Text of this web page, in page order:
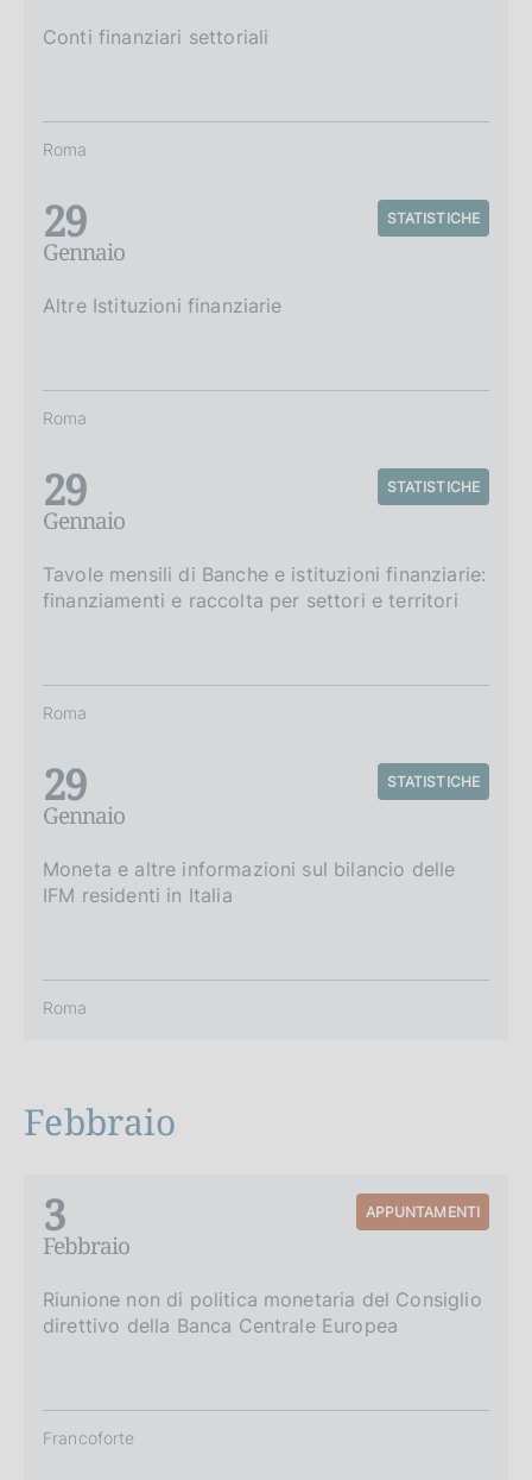
Conti finanziari settoriali
Roma
29
Gennaio
STATISTICHE
Altre Istituzioni finanziarie
Roma
29
Gennaio
STATISTICHE
Tavole mensili di Banche e istituzioni finanziarie:
finanziamenti e raccolta per settori e territori
Roma
29
Gennaio
STATISTICHE
Moneta e altre informazioni sul bilancio delle
IFM residenti in Italia
Roma
Febbraio
3
Febbraio
APPUNTAMENTI
Riunione non di politica monetaria del Consiglio
direttivo della Banca Centrale Europea
Francoforte